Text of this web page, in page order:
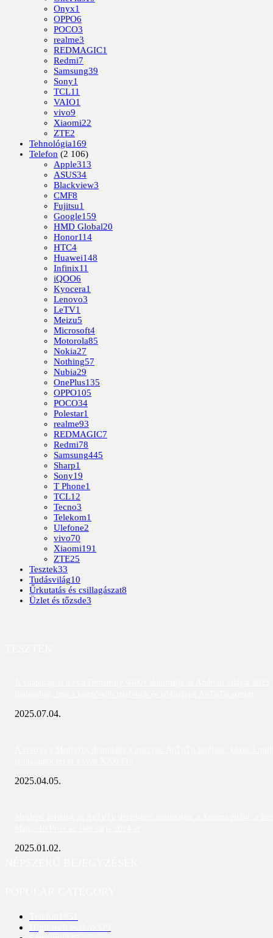
Onyx1
OPPO6
POCO3
realme3
REDMAGIC1
Redmi7
Samsung39
Sony1
TCL11
VAIO1
vivo9
Xiaomi22
ZTE2
Tehnológia169
Telefon (2 106)
Apple313
ASUS34
Blackview3
CMF8
Fujitsu1
Google159
HMD Global20
Honor114
HTC4
Huawei148
Infinix11
iQOO6
Kyocera1
Lenovo3
LeTV1
Meizu5
Microsoft4
Motorola85
Nokia27
Nothing57
Nubia29
OnePlus135
OPPO105
POCO34
Polestar1
realme93
REDMAGIC7
Redmi78
Samsung445
Sharp1
Sony19
T Phone1
TCL12
Tecno3
Telekom1
Ulefone2
vivo70
Xiaomi191
ZTE25
Tesztek33
Tudásvilág10
Űrkutatás és csillagászat8
Üzlet és tőzsde3
2025.07.04.
2025.04.05.
2025.01.02.